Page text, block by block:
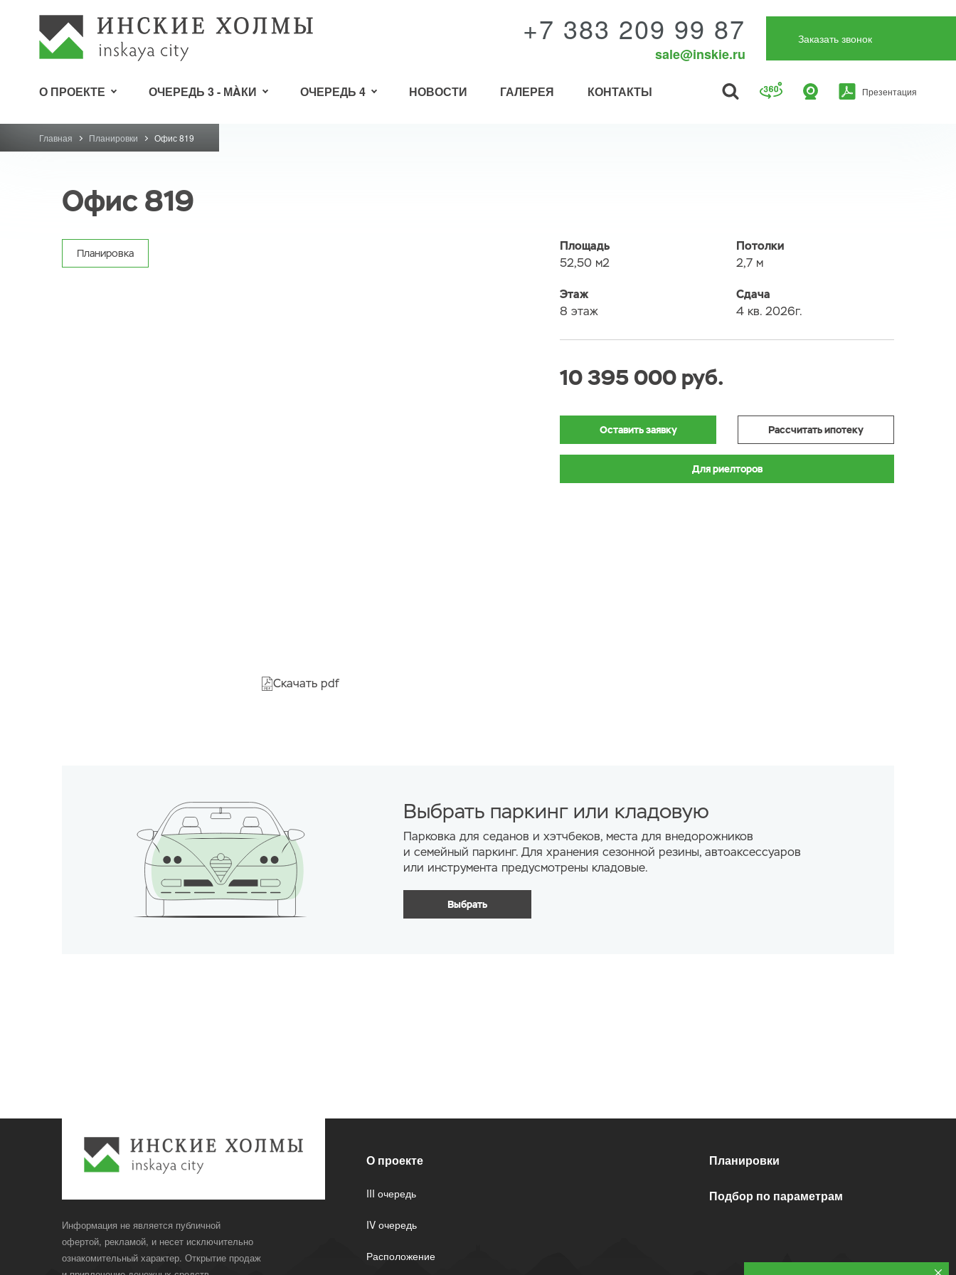
+7 383 209 99 87
sale@inskie.ru
Заказать звонок
О ПРОЕКТЕ ОЧЕРЕДЬ 3 - МÀКИ ОЧЕРЕДЬ 4 НОВОСТИ ГАЛЕРЕЯ КОНТАКТЫ Презентация
Главная Планировки Офис 819
Офис 819
Планировка
Скачать pdf
Площадь
52,50 м2
Потолки
2,7 м
Этаж
8 этаж
Сдача
4 кв. 2026г.
10 395 000 руб.
Оставить заявку Рассчитать ипотеку
Для риелторов
Выбрать паркинг или кладовую
Парковка для седанов и хэтчбеков, места для внедорожников
и семейный паркинг. Для хранения сезонной резины, автоаксессуаров
или инструмента предусмотрены кладовые.
Выбрать
Информация не является публичной
офертой, рекламой, и несет исключительно
ознакомительный характер. Открытие продаж
О проекте
III очередь
IV очередь
Расположение
Планировки
Подбор по параметрам